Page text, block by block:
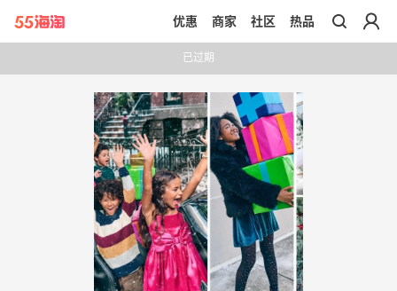
带你去官网买正品
优惠 商家 社区 热品
已过期